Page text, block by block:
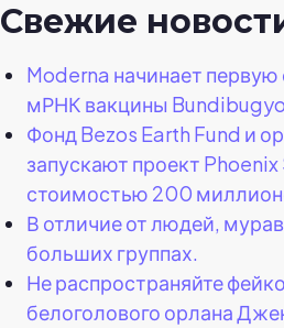
Свежие
Moderna начинает
мРНК вакцины
Фонд Bezos Earth Fund и
запускают проект
стоимостью 200
В отличие от людей,
больших группах.
Не распространяйте
белоголового орлана